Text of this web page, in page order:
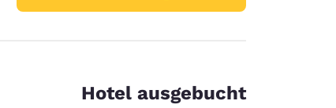
Hotel ausgebucht